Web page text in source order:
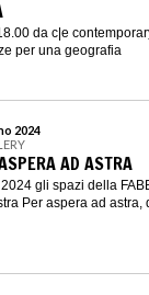
da c|e
per una geografia
2024
AD ASTRA
gli spazi della
Per aspera ad astra,